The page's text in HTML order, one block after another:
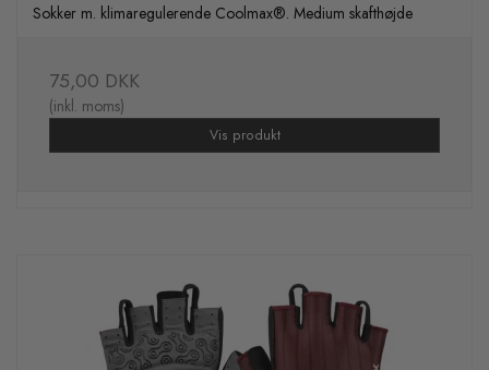
Sokker m. klimaregulerende Coolmax®. Medium skafthøjde
75,00 DKK
(inkl. moms)
Vis produkt